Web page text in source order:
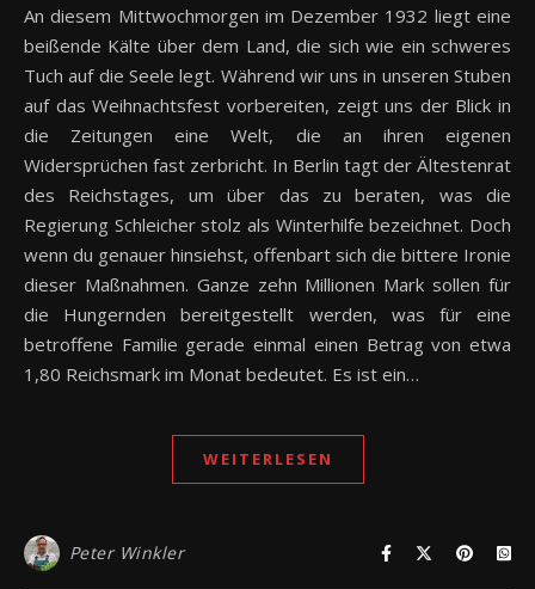
An diesem Mittwochmorgen im Dezember 1932 liegt eine
beißende Kälte über dem Land, die sich wie ein schweres
Tuch auf die Seele legt. Während wir uns in unseren Stuben
auf das Weihnachtsfest vorbereiten, zeigt uns der Blick in
die Zeitungen eine Welt, die an ihren eigenen
Widersprüchen fast zerbricht. In Berlin tagt der Ältestenrat
des Reichstages, um über das zu beraten, was die
Regierung Schleicher stolz als Winterhilfe bezeichnet. Doch
wenn du genauer hinsiehst, offenbart sich die bittere Ironie
dieser Maßnahmen. Ganze zehn Millionen Mark sollen für
die Hungernden bereitgestellt werden, was für eine
betroffene Familie gerade einmal einen Betrag von etwa
1,80 Reichsmark im Monat bedeutet. Es ist ein…
WEITERLESEN
Peter Winkler